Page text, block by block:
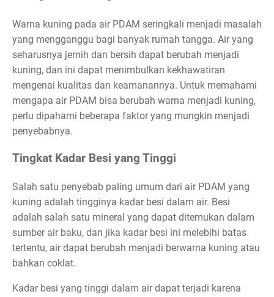
Warna kuning pada air PDAM seringkali menjadi masalah
yang mengganggu bagi banyak rumah tangga. Air yang
seharusnya jernih dan bersih dapat berubah menjadi
kuning, dan ini dapat menimbulkan kekhawatiran
mengenai kualitas dan keamanannya. Untuk memahami
mengapa air PDAM bisa berubah warna menjadi kuning,
perlu dipahami beberapa faktor yang mungkin menjadi
penyebabnya.
Tingkat Kadar Besi yang Tinggi
Salah satu penyebab paling umum dari air PDAM yang
kuning adalah tingginya kadar besi dalam air. Besi
adalah salah satu mineral yang dapat ditemukan dalam
sumber air baku, dan jika kadar besi ini melebihi batas
tertentu, air dapat berubah menjadi berwarna kuning atau
bahkan coklat.
Kadar besi yang tinggi dalam air dapat terjadi karena